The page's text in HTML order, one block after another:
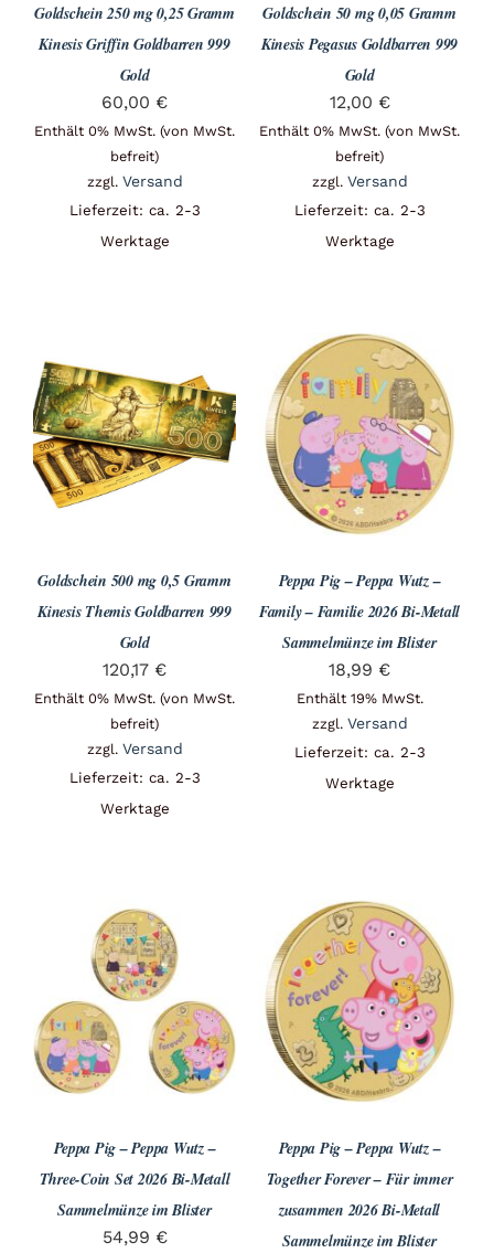
Goldschein 250 mg 0,25 Gramm
Kinesis Griffin Goldbarren 999
Gold
60,00 €
Enthält 0% MwSt. (von MwSt.
befreit)
zzgl. Versand
Lieferzeit: ca. 2-3
Werktage
Goldschein 50 mg 0,05 Gramm
Kinesis Pegasus Goldbarren 999
Gold
12,00 €
Enthält 0% MwSt. (von MwSt.
befreit)
zzgl. Versand
Lieferzeit: ca. 2-3
Werktage
Goldschein 500 mg 0,5 Gramm
Kinesis Themis Goldbarren 999
Gold
120,17 €
Enthält 0% MwSt. (von MwSt.
befreit)
zzgl. Versand
Lieferzeit: ca. 2-3
Werktage
Peppa Pig – Peppa Wutz –
Family – Familie 2026 Bi-Metall
Sammelmünze im Blister
18,99 €
Enthält 19% MwSt.
zzgl. Versand
Lieferzeit: ca. 2-3
Werktage
Peppa Pig – Peppa Wutz –
Three-Coin Set 2026 Bi-Metall
Sammelmünze im Blister
54,99 €
Peppa Pig – Peppa Wutz –
Together Forever – Für immer
zusammen 2026 Bi-Metall
Sammelmünze im Blister